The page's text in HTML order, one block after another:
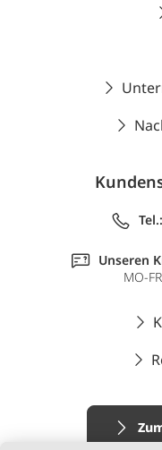
Tel.:
Unseren
MO-